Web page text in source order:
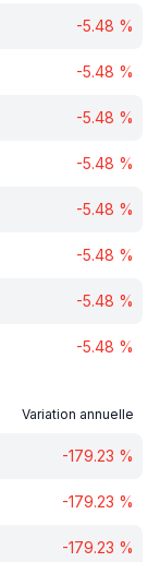
-5.48 %
-5.48 %
-5.48 %
-5.48 %
-5.48 %
-5.48 %
-5.48 %
-5.48 %
Variation annuelle
-179.23 %
-179.23 %
-179.23 %